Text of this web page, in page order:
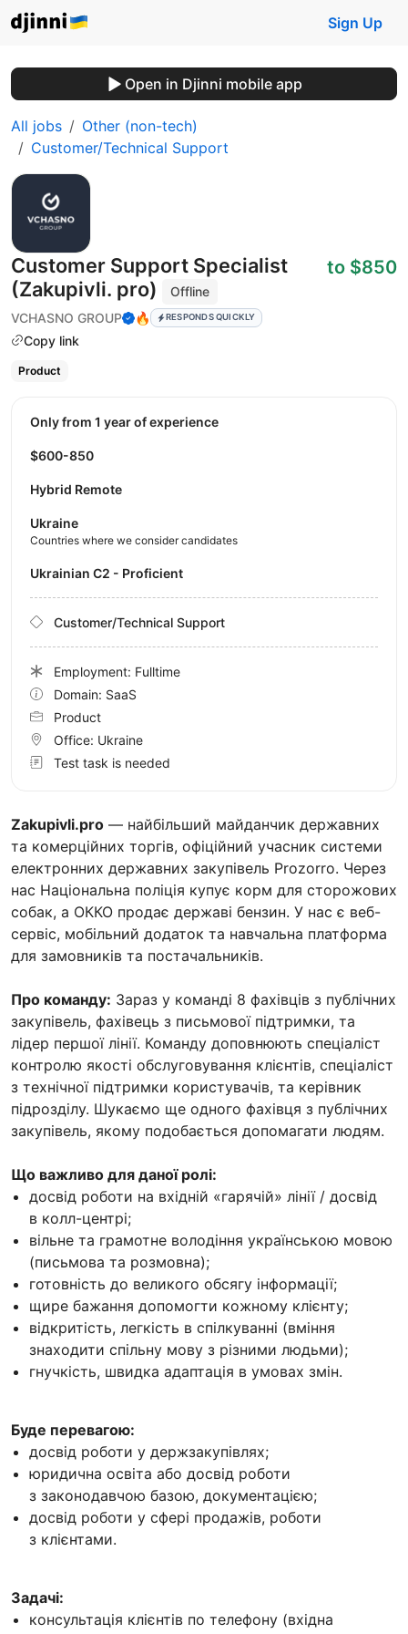
Sign Up
Open in Djinni mobile app
All jobs
Other (non-tech)
Customer/Technical Support
Customer Support Specialist
(Zakupivli. pro)
Offline
VCHASNO GROUP
🔥 RESPONDS QUICKLY
Copy link
to $850
Product
Zakupivli.pro — найбільший майданчик державних
та комерційних торгів, офіційний учасник системи
електронних державних закупівель Prozorro. Через
нас Національна поліція купує корм для сторожових
собак, а ОККО продає державі бензин. У нас є веб-
сервіс, мобільний додаток та навчальна платформа
для замовників та постачальників.
Про команду: Зараз у команді 8 фахівців з публічних
закупівель, фахівець з письмової підтримки, та
лідер першої лінії. Команду доповнюють спеціаліст
контролю якості обслуговування клієнтів, спеціаліст
з технічної підтримки користувачів, та керівник
підрозділу. Шукаємо ще одного фахівця з публічних
закупівель, якому подобається допомагати людям.
Що важливо для даної ролі:
досвід роботи на вхідній «гарячій» лінії / досвід
в колл-центрі;
вільне та грамотне володіння українською мовою
(письмова та розмовна);
готовність до великого обсягу інформації;
щире бажання допомогти кожному клієнту;
відкритість, легкість в спілкуванні (вміння
знаходити спільну мову з різними людьми);
гнучкість, швидка адаптація в умовах змін.
Буде перевагою:
досвід роботи у держзакупівлях;
юридична освіта або досвід роботи
з законодавчою базою, документацією;
досвід роботи у сфері продажів, роботи
з клієнтами.
Задачі:
консультація клієнтів по телефону (вхідна
Only from 1 year of experience
$600-850
Hybrid Remote
Ukraine
Countries where we consider candidates
Ukrainian C2 - Proficient
Customer/Technical Support
Employment: Fulltime
Domain: SaaS
Product
Office: Ukraine
Test task is needed